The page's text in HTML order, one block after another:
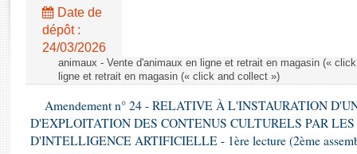
Rapports législatifs
Rapports sur l'application des lois
Baromètre de l’application des lois
Dossiers législatifs
Budget et sécurité sociale
Questions écrites et orales
Date de
dépôt :
24/03/2026
animaux - Vente d'animaux en ligne et retrait en magasin («
ligne et retrait en magasin (« click and collect »)
Amendement n° 24 - RELATIVE À L'INSTAURATION
D'EXPLOITATION DES CONTENUS CULTURELS PAR LES
D'INTELLIGENCE ARTIFICIELLE - 1ère lecture (2ème